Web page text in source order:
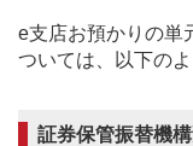
e支店お預かりの単
ついては、以下の
証券保管振替機